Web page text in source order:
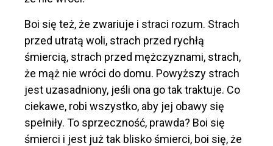
Boi się też, że zwariuje i straci rozum. Strach
przed utratą woli, strach przed rychłą
śmiercią, strach przed mężczyznami, strach,
że mąż nie wróci do domu. Powyższy strach
jest uzasadniony, jeśli ona go tak traktuje. Co
ciekawe, robi wszystko, aby jej obawy się
spełniły. To sprzeczność, prawda? Boi się
śmierci i jest już tak blisko śmierci, boi się, że